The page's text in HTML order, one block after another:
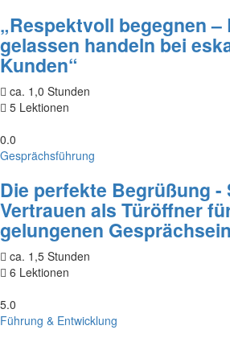
„Respektvoll begegnen –
gelassen handeln bei
Kunden“
ca. 1,0 Stunden
5 Lektionen
0.0
Gesprächsführung
Die perfekte Begrüßung -
Vertrauen als Türöffner
gelungenen
ca. 1,5 Stunden
6 Lektionen
5.0
Führung & Entwicklung